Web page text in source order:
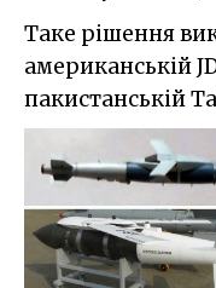
Таке рішення
американській
пакистанській